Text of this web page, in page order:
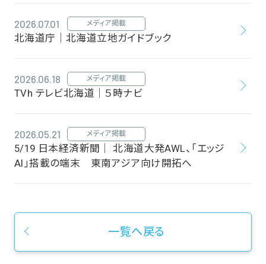
2026.07.01 メディア掲載
北海道庁｜北海道立地ガイドブック
2026.06.18 メディア掲載
TVh テレビ北海道｜５時ナビ
2026.05.21 メディア掲載
5/19 日本経済新聞｜ 北海道大発AWL、「エッジ
AI」搭載の端末 東南アジア向け開拓へ
一覧へ戻る